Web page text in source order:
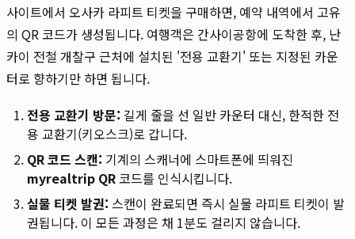
사이트에서 오사카 라피트 티켓을 구매하면, 예약 내역에서 고유
의 QR 코드가 생성됩니다. 여행객은 간사이공항에 도착한 후, 난
카이 전철 개찰구 근처에 설치된 '전용 교환기' 또는 지정된 카운
터로 향하기만 하면 됩니다.
전용 교환기 방문: 길게 줄을 선 일반 카운터 대신, 한적한 전
용 교환기(키오스크)로 갑니다.
QR 코드 스캔: 기계의 스캐너에 스마트폰에 띄워진
myrealtrip QR코드를 인식시킵니다.
실물 티켓 발권: 스캔이 완료되면 즉시 실물 라피트 티켓이 발
권됩니다. 이 모든 과정은 채 1분도 걸리지 않습니다.